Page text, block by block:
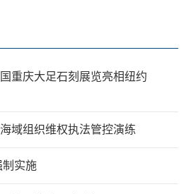
重庆大足石刻展览亮相纽约
域组织维权执法管控演练
制实施